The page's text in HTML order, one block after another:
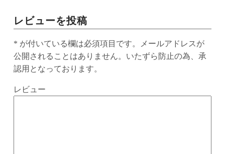
レビューを投稿
* が付いている欄は必須項目です。メールアドレスが
公開されることはありません。いたずら防止の為、承
認用となっております。
レビュー